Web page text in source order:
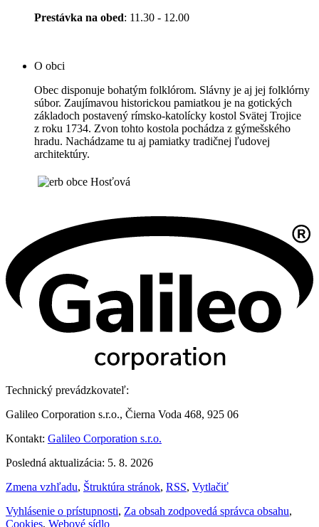
Prestávka na obed: 11.30 - 12.00
O obci
Obec disponuje bohatým folklórom. Slávny je aj jej folklórny
súbor. Zaujímavou historickou pamiatkou je na gotických
základoch postavený rímsko-katolícky kostol Svätej Trojice
z roku 1734. Zvon tohto kostola pochádza z gýmešského
hradu. Nachádzame tu aj pamiatky tradičnej ľudovej
architektúry.
Technický prevádzkovateľ:
Galileo Corporation s.r.o., Čierna Voda 468, 925 06
Kontakt: Galileo Corporation s.r.o.
Posledná aktualizácia: 5. 8. 2026
Zmena vzhľadu, Štruktúra stránok, RSS, Vytlačiť
Vyhlásenie o prístupnosti, Za obsah zodpovedá správca obsahu,
Cookies, Webové sídlo